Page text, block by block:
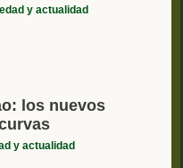
y actualidad
los nuevos
y actualidad